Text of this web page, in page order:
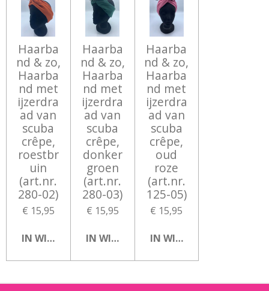
Haarba
nd & zo,
Haarba
nd met
ijzerdra
ad van
scuba
crêpe,
roestbr
uin
(art.nr.
280-02)
€ 15,95
IN WINKELWAGEN
Haarba
nd & zo,
Haarba
nd met
ijzerdra
ad van
scuba
crêpe,
donker
groen
(art.nr.
280-03)
€ 15,95
IN WINKELWAGEN
Haarba
nd & zo,
Haarba
nd met
ijzerdra
ad van
scuba
crêpe,
oud
roze
(art.nr.
125-05)
€ 15,95
IN WINKELWAGEN